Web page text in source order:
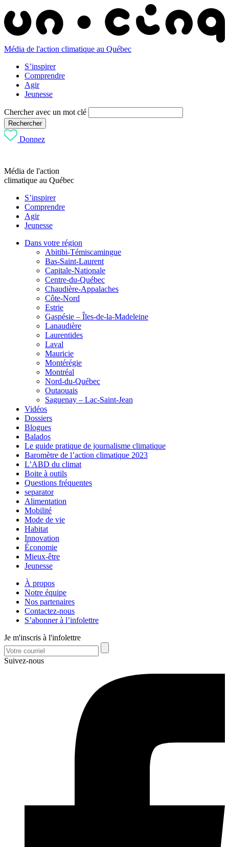
Média de l'action climatique au Québec
S’inspirer
Comprendre
Agir
Jeunesse
Chercher avec un mot clé
Rechercher
Donnez
Média de l'action
climatique au Québec
S’inspirer
Comprendre
Agir
Jeunesse
Dans votre région
Abitibi-Témiscamingue
Bas-Saint-Laurent
Capitale-Nationale
Centre-du-Québec
Chaudière-Appalaches
Côte-Nord
Estrie
Gaspésie – Îles-de-la-Madeleine
Lanaudière
Laurentides
Laval
Mauricie
Montérégie
Montréal
Nord-du-Québec
Outaouais
Saguenay – Lac-Saint-Jean
Vidéos
Dossiers
Blogues
Balados
Le guide pratique de journalisme climatique
Baromètre de l’action climatique 2023
L’ABD du climat
Boite à outils
Questions fréquentes
separator
Alimentation
Mobilité
Mode de vie
Habitat
Innovation
Économie
Mieux-être
Jeunesse
À propos
Notre équipe
Nos partenaires
Contactez-nous
S’abonner à l’infolettre
Je m'inscris à l'infolettre
Suivez-nous